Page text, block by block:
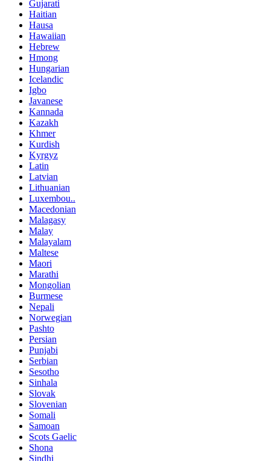
Gujarati
Haitian
Hausa
Hawaiian
Hebrew
Hmong
Hungarian
Icelandic
Igbo
Javanese
Kannada
Kazakh
Khmer
Kurdish
Kyrgyz
Latin
Latvian
Lithuanian
Luxembou..
Macedonian
Malagasy
Malay
Malayalam
Maltese
Maori
Marathi
Mongolian
Burmese
Nepali
Norwegian
Pashto
Persian
Punjabi
Serbian
Sesotho
Sinhala
Slovak
Slovenian
Somali
Samoan
Scots Gaelic
Shona
Sindhi